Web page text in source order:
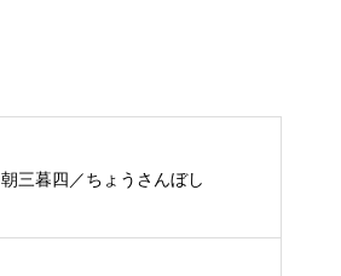
朝三暮四／ちょうさんぼし